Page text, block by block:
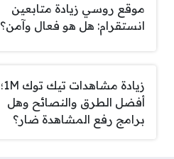
موقع روسي زيادة متابعين
انستقرام: هل هو فعال وآمن؟
زيادة مشاهدات تيك توك 1M؛
أفضل الطرق والنصائح وهل
برامج رفع المشاهدة ضار؟